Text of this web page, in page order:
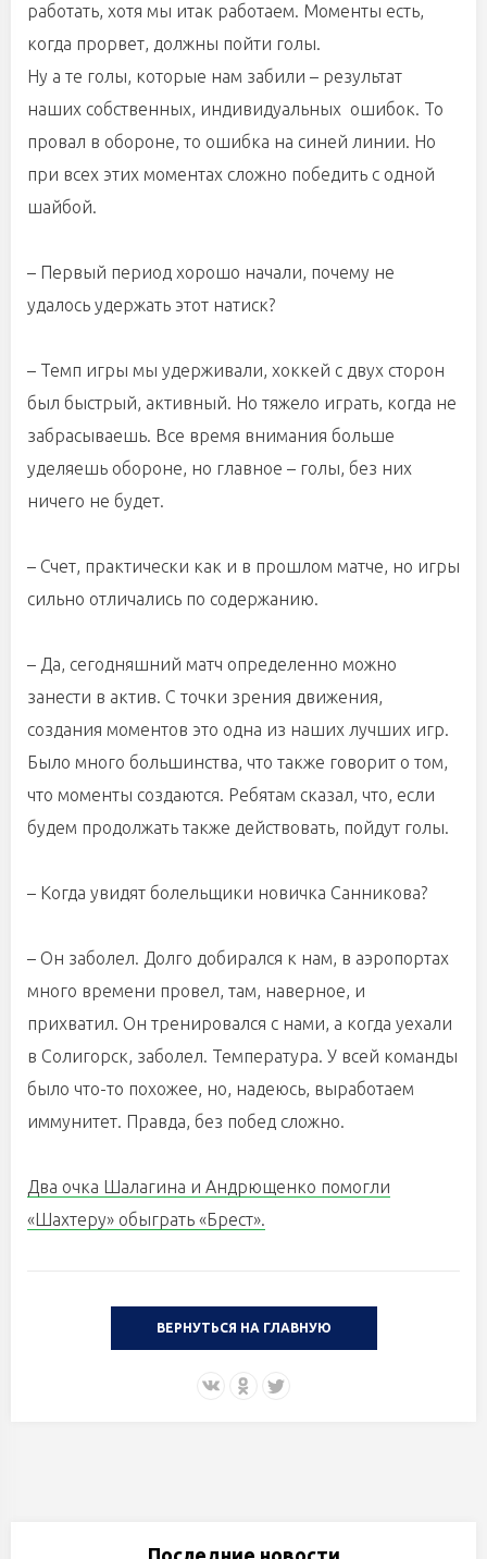
работать, хотя мы итак работаем. Моменты есть,
когда прорвет, должны пойти голы.
Ну а те голы, которые нам забили – результат
наших собственных, индивидуальных ошибок. То
провал в обороне, то ошибка на синей линии. Но
при всех этих моментах сложно победить с одной
шайбой.
– Первый период хорошо начали, почему не
удалось удержать этот натиск?
– Темп игры мы удерживали, хоккей с двух сторон
был быстрый, активный. Но тяжело играть, когда не
забрасываешь. Все время внимания больше
уделяешь обороне, но главное – голы, без них
ничего не будет.
– Счет, практически как и в прошлом матче, но игры
сильно отличались по содержанию.
– Да, сегодняшний матч определенно можно
занести в актив. С точки зрения движения,
создания моментов это одна из наших лучших игр.
Было много большинства, что также говорит о том,
что моменты создаются. Ребятам сказал, что, если
будем продолжать также действовать, пойдут голы.
– Когда увидят болельщики новичка Санникова?
– Он заболел. Долго добирался к нам, в аэропортах
много времени провел, там, наверное, и
прихватил. Он тренировался с нами, а когда уехали
в Солигорск, заболел. Температура. У всей команды
было что-то похожее, но, надеюсь, выработаем
иммунитет. Правда, без побед сложно.
Два очка Шалагина и Андрющенко помогли
«Шахтеру» обыграть «Брест».
ВЕРНУТЬСЯ НА ГЛАВНУЮ
Последние новости